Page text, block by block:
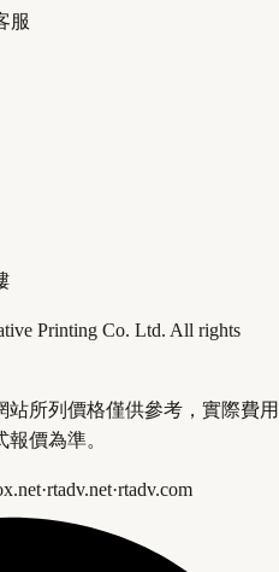
服
Printing Co. Ltd. All rights
所列價格僅供參考，實際費用
價為準。
·rtadv.net·rtadv.com